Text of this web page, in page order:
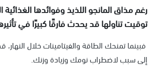
رغم مذاق المانجو اللذيذ وفوائدها الغذائية
توقيت تناولها قد يحدث فارقًا كبيرًا في
فبينما تمنحك الطاقة والفيتامينات خلال
إلى سبب لاضطراب نومك وزيادة وزنك.